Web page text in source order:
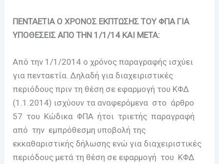
ΠΕΝΤΑΕΤΙΑ Ο ΧΡΟΝΟΣ ΕΚΠΤΩΣΗΣ ΤΟΥ ΦΠΑ ΓΙΑ
ΥΠΟΘΕΣΕΙΣ ΑΠΟ ΤΗΝ 1/1/14 ΚΑΙ ΜΕΤΑ:
Από την 1/1/2014 ο χρόνος παραγραφής ισχύει
για πενταετία. Δηλαδή για διαχειριστικές
περιόδους πριν τη θέση σε εφαρμογή του ΚΦΔ
(1.1.2014) ισχύουν τα αναφερόμενα στο άρθρο
57 του Κώδικα ΦΠΑ ήτοι τριετής παραγραφή
από την εμπρόθεσμη υποβολή της
εκκαθαριστικής δήλωσης ενώ για διαχειριστικές
περιόδους μετά τη θέση σε εφαρμογή του ΚΦΔ